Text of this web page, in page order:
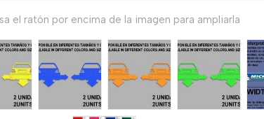
el ratón por encima de la imagen para ampliarla